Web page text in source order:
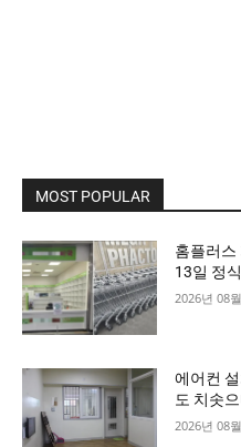
MOST POPULAR
홈플러스
13일 정
2026년 08
에어컨
도 치솟
2026년 08